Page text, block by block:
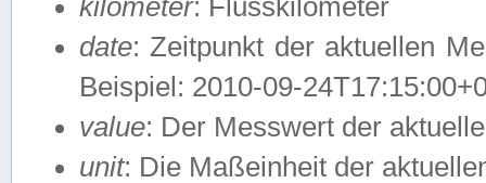
kilometer: Flusskilometer
date: Zeitpunkt der aktuellen
Beispiel: 2010-09-
value: Der Messwert der
unit: Die Maßeinheit der